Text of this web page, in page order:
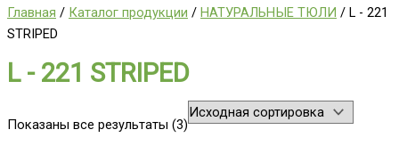
Главная / Каталог продукции / НАТУРАЛЬНЫЕ ТЮЛИ / L - 221
STRIPED
L - 221 STRIPED
Показаны все результаты (3)